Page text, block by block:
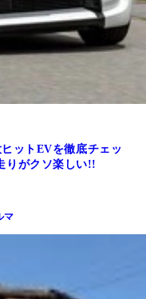
ットEVを徹底チェッ
りがクソ楽しい!!
マ